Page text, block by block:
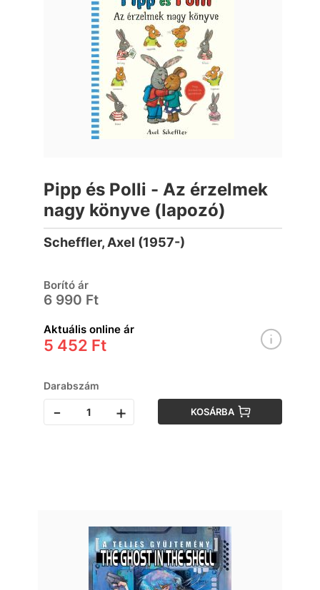
Pipp és Polli - Az érzelmek
nagy könyve (lapozó)
Scheffler, Axel (1957-)
Borító ár
6 990 Ft
Aktuális online ár
5 452 Ft
Darabszám
- + KOSÁRBA